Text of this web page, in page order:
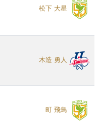
松下 大星
木造 勇人
町 飛鳥